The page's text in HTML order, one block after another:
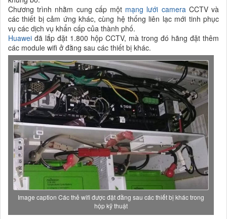
Chương trình nhằm cung cấp một mạng lưới cameraCCTV và
các thiết bị cảm ứng khác, cùng hệ thống liên lạc mới tinh phục
vụ các dịch vụ khẩn cấp của thành phố.
Huawei đã lắp đặt 1.800 hộp CCTV, mà trong đó hãng đặt thêm
các module wifi ở đằng sau các thiết bị khác.
Image caption Các thẻ wifi được đặt đằng sau các thiết bị khác trong
hộp kỹ thuật